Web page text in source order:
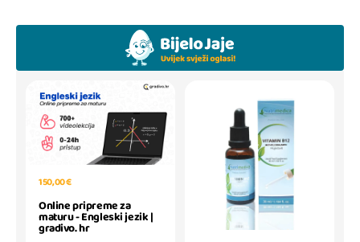
150,00 €
Online pripreme za
maturu - Engleski jezik |
gradivo. hr